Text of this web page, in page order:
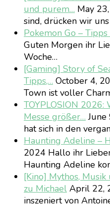
und purem… May
sind, drücken wir
Pokemon Go –
Guten Morgen ihr
Woche…
[Gaming] Story of
Tipps,… October 4,
Town ist voller
TOYPLOSION
Messe größer… June
hat sich in den
Haunting Adeline –
2024 Hallo ihr
Haunting Adeline
[Kino] Mythos,
zu Michael April 22,
inszeniert von